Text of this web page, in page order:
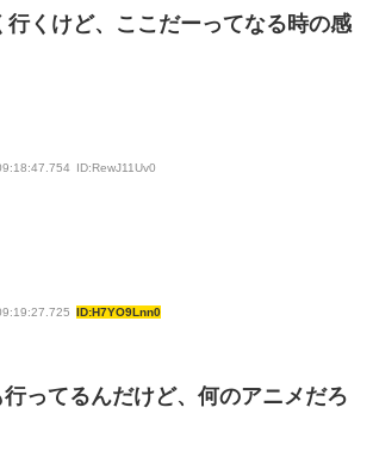
行くけど、ここだーってなる時の感
ID:RewJ11Uv0
ID:H7YO9Lnn0
ってるんだけど、何のアニメだろ